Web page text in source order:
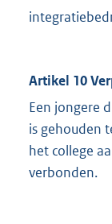
Artikel 10
Een jongere
is gehouden
het college
verbonden.